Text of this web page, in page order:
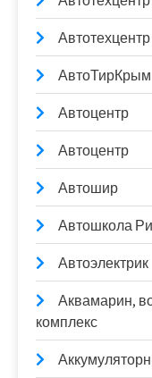
АвтоТирКрым
Автоцентр
Автоцентр
Автошир
Автошкола
Автоэлектрик
Аквамарин,
комплекс